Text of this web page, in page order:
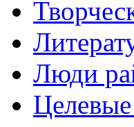
Люди